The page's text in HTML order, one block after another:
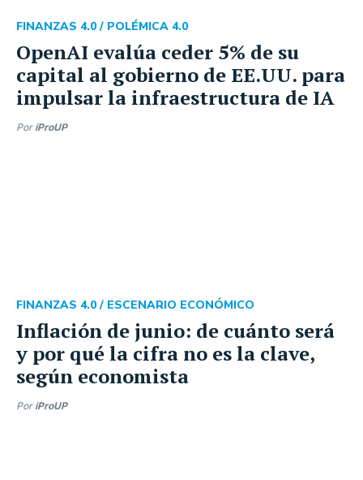
OpenAI evalúa ceder 5% de su
capital al gobierno de EE.UU. para
impulsar la infraestructura de IA
FINANZAS 4.0 / POLÉMICA 4.0
Por iProUP
Inflación de junio: de cuánto será
y por qué la cifra no es la clave,
según economista
FINANZAS 4.0 / ESCENARIO ECONÓMICO
Por iProUP